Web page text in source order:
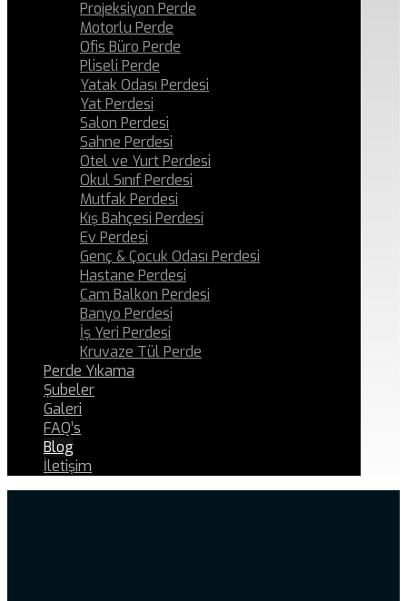
Projeksiyon Perde
Motorlu Perde
Ofis Büro Perde
Pliseli Perde
Yatak Odası Perdesi
Yat Perdesi
Salon Perdesi
Sahne Perdesi
Otel ve Yurt Perdesi
Okul Sınıf Perdesi
Mutfak Perdesi
Kış Bahçesi Perdesi
Ev Perdesi
Genç & Çocuk Odası Perdesi
Hastane Perdesi
Cam Balkon Perdesi
Banyo Perdesi
İş Yeri Perdesi
Kruvaze Tül Perde
Perde Yıkama
Şubeler
Galeri
FAQ’s
Blog
İletişim